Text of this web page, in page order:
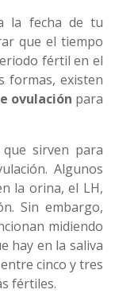
la fecha de tu
que el tiempo
fértil en el
formas, existen
ovulación para
que sirven para
Algunos
la orina, el LH,
Sin embargo,
midiendo
hay en la saliva
cinco y tres
fértiles.